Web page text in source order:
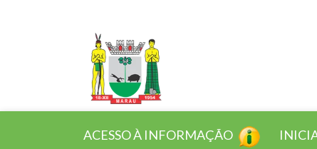
ACESSO À INFORMAÇÃO